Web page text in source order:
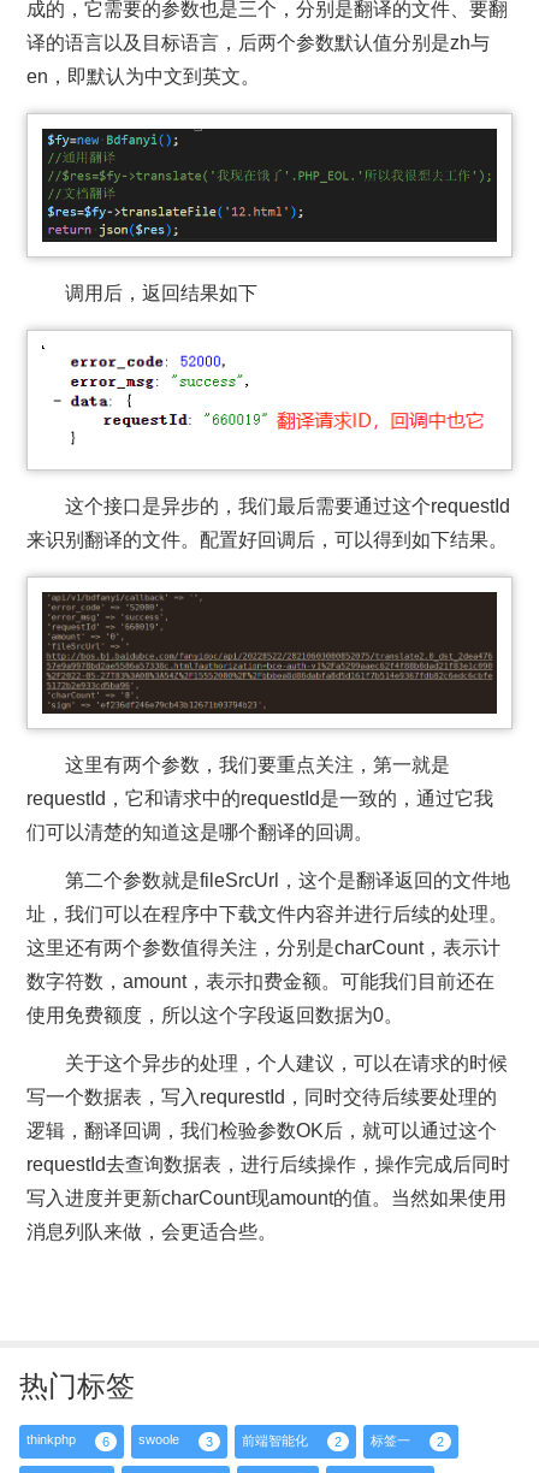
成的，它需要的参数也是三个，分别是翻译的文件、要翻
译的语言以及目标语言，后两个参数默认值分别是zh与
en，即默认为中文到英文。
调用后，返回结果如下
这个接口是异步的，我们最后需要通过这个requestId
来识别翻译的文件。配置好回调后，可以得到如下结果。
这里有两个参数，我们要重点关注，第一就是
requestId，它和请求中的requestId是一致的，通过它我
们可以清楚的知道这是哪个翻译的回调。
第二个参数就是fileSrcUrl，这个是翻译返回的文件地
址，我们可以在程序中下载文件内容并进行后续的处理。
这里还有两个参数值得关注，分别是charCount，表示计
数字符数，amount，表示扣费金额。可能我们目前还在
使用免费额度，所以这个字段返回数据为0。
关于这个异步的处理，个人建议，可以在请求的时候
写一个数据表，写入requrestId，同时交待后续要处理的
逻辑，翻译回调，我们检验参数OK后，就可以通过这个
requestId去查询数据表，进行后续操作，操作完成后同时
写入进度并更新charCount现amount的值。当然如果使用
消息列队来做，会更适合些。
热门标签
thinkphp 6 swoole 3 前端智能化 2 标签一 2